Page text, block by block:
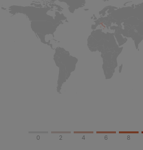
0 2 4 6 8